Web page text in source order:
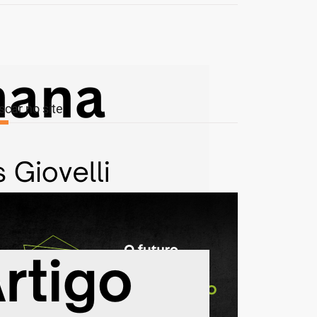
no site